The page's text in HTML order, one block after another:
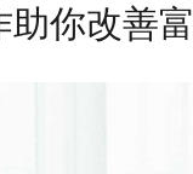
助你改善